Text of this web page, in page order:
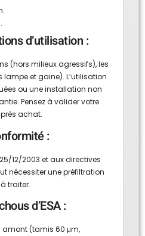
d’utilisation :
(hors milieux agressifs), les
et gaine). L’utilisation
ou une installation non
Pensez à valider votre
achat.
:
12/2003 et aux directives
nécessiter une préfiltration
traiter.
d’ESA :
amont (tamis 60 μm,